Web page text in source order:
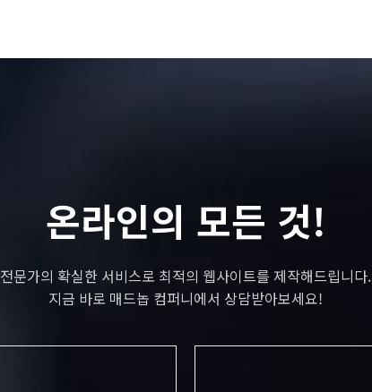
온라인의 모든 것!
전문가의 확실한 서비스로 최적의 웹사이트를 제작해드립니다.
지금 바로 매드놉 컴퍼니에서 상담받아보세요!